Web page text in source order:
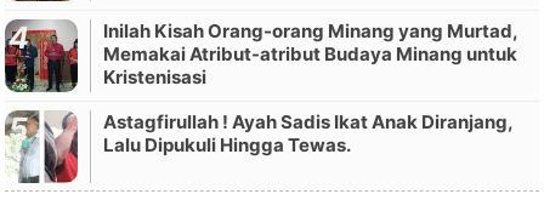
Inilah Kisah Orang-orang Minang yang Murtad,
Memakai Atribut-atribut Budaya Minang untuk
Kristenisasi
Astagfirullah ! Ayah Sadis Ikat Anak Diranjang,
Lalu Dipukuli Hingga Tewas.